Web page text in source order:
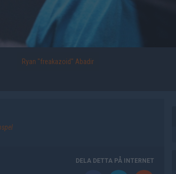
Ryan "freakazoid" Abadir
DELA DETTA PÅ INTERNET